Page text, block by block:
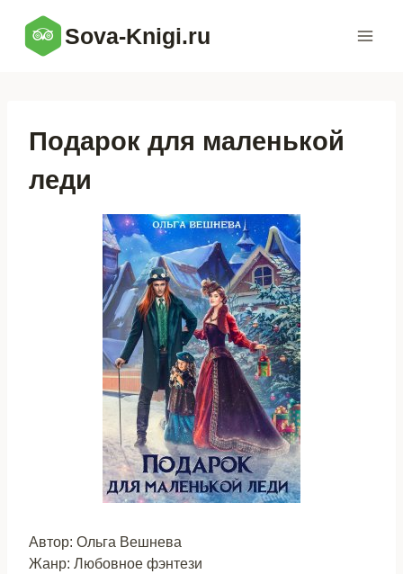
содержимому
Sova-Knigi.ru
Подарок для маленькой
леди
Автор: Ольга Вешнева
Жанр: Любовное фэнтези